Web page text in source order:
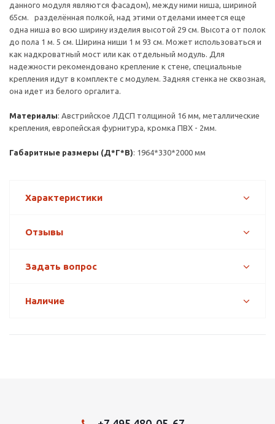
данного модуля являются фасадом), между ними ниша, шириной
65см. разделённая полкой, над этими отделами имеется еще
одна ниша во всю ширину изделия высотой 29 см. Высота от полок
до пола 1 м. 5 см. Ширина ниши 1 м 93 см. Может использоваться и
как надкроватный мост или как отдельный модуль. Для
надежности рекомендовано крепление к стене, специальные
крепления идут в комплекте с модулем. Задняя стенка не сквозная,
она идет из белого оргалита.
Материалы: Австрийское ЛДСП толщиной 16 мм, металлические
крепления, европейская фурнитура, кромка ПВХ - 2мм.
Габаритные размеры (Д*Г*В): 1964*330*2000 мм
Характеристики
Отзывы
Задать вопрос
Наличие